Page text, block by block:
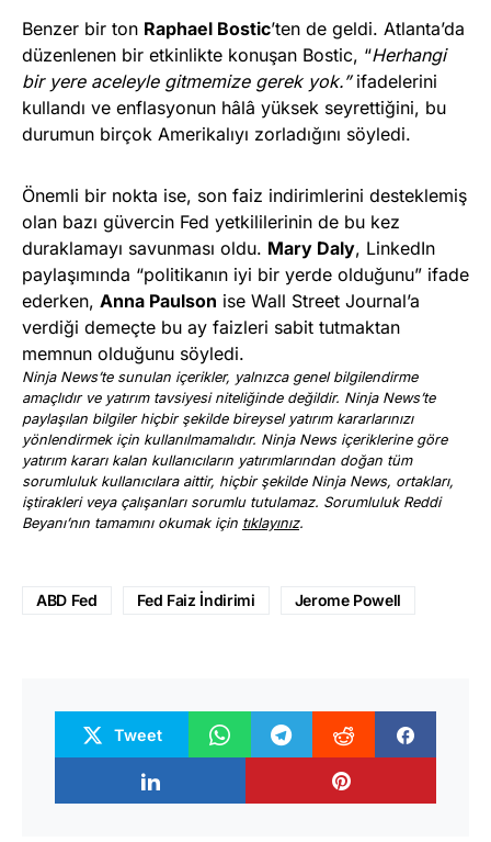
Benzer bir ton Raphael Bostic’ten de geldi. Atlanta’da
düzenlenen bir etkinlikte konuşan Bostic, “Herhangi
bir yere aceleyle gitmemize gerek yok.”ifadelerini
kullandı ve enflasyonun hâlâ yüksek seyrettiğini, bu
durumun birçok Amerikalıyı zorladığını söyledi.
Önemli bir nokta ise, son faiz indirimlerini desteklemiş
olan bazı güvercin Fed yetkililerinin de bu kez
duraklamayı savunması oldu. Mary Daly, LinkedIn
paylaşımında “politikanın iyi bir yerde olduğunu” ifade
ederken, Anna Paulson ise Wall Street Journal’a
verdiği demeçte bu ay faizleri sabit tutmaktan
memnun olduğunu söyledi.
Ninja News’te sunulan içerikler, yalnızca genel bilgilendirme
amaçlıdır ve yatırım tavsiyesi niteliğinde değildir. Ninja News’te
paylaşılan bilgiler hiçbir şekilde bireysel yatırım kararlarınızı
yönlendirmek için kullanılmamalıdır. Ninja News içeriklerine göre
yatırım kararı kalan kullanıcıların yatırımlarından doğan tüm
sorumluluk kullanıcılara aittir, hiçbir şekilde Ninja News, ortakları,
iştirakleri veya çalışanları sorumlu tutulamaz. Sorumluluk Reddi
Beyanı’nın tamamını okumak için tıklayınız.
ABD Fed Fed Faiz İndirimi Jerome Powell
Tweet